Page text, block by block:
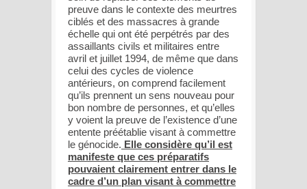
preuve dans le contexte des meurtres
ciblés et des massacres à grande
échelle qui ont été perpétrés par des
assaillants civils et militaires entre
avril et juillet 1994, de même que dans
celui des cycles de violence
antérieurs, on comprend facilement
qu’ils prennent un sens nouveau pour
bon nombre de personnes, et qu’elles
y voient la preuve de l’existence d’une
entente préétablie visant à commettre
le génocide. Elle considère qu’il est
manifeste que ces préparatifs
pouvaient clairement entrer dans le
cadre d’un plan visant à commettre